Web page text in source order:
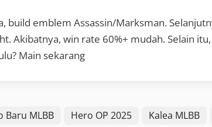
build emblem Assassin/Marksman.
Akibatnya, win rate 60%+ mudah. Selain itu,
Main sekarang
Baru MLBB Hero OP 2025 Kalea MLBB